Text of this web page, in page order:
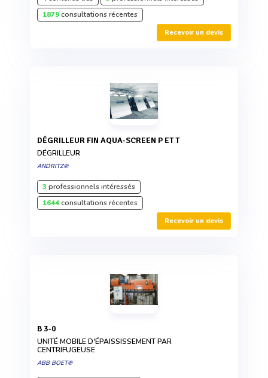
1879consultations récentes
Recevoir un devis
DÉGRILLEUR FIN AQUA-SCREEN P ET T
DÉGRILLEUR
ANDRITZ®
3 professionnels intéressés
1644consultations récentes
Recevoir un devis
B 3-0
UNITÉ MOBILE D'ÉPAISSISSEMENT PAR
CENTRIFUGEUSE
ABB BOET®